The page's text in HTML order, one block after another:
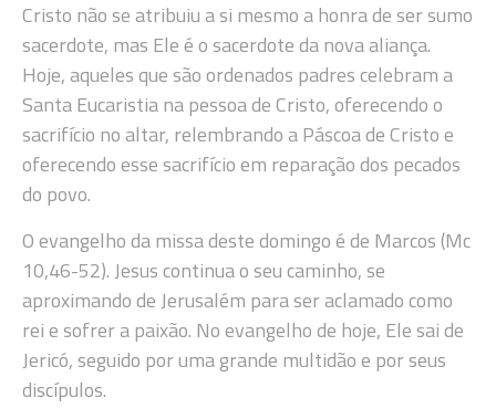
Cristo não se atribuiu a si mesmo a honra de ser sumo
sacerdote, mas Ele é o sacerdote da nova aliança.
Hoje, aqueles que são ordenados padres celebram a
Santa Eucaristia na pessoa de Cristo, oferecendo o
sacrifício no altar, relembrando a Páscoa de Cristo e
oferecendo esse sacrifício em reparação dos pecados
do povo.
O evangelho da missa deste domingo é de Marcos (Mc
10,46-52). Jesus continua o seu caminho, se
aproximando de Jerusalém para ser aclamado como
rei e sofrer a paixão. No evangelho de hoje, Ele sai de
Jericó, seguido por uma grande multidão e por seus
discípulos.